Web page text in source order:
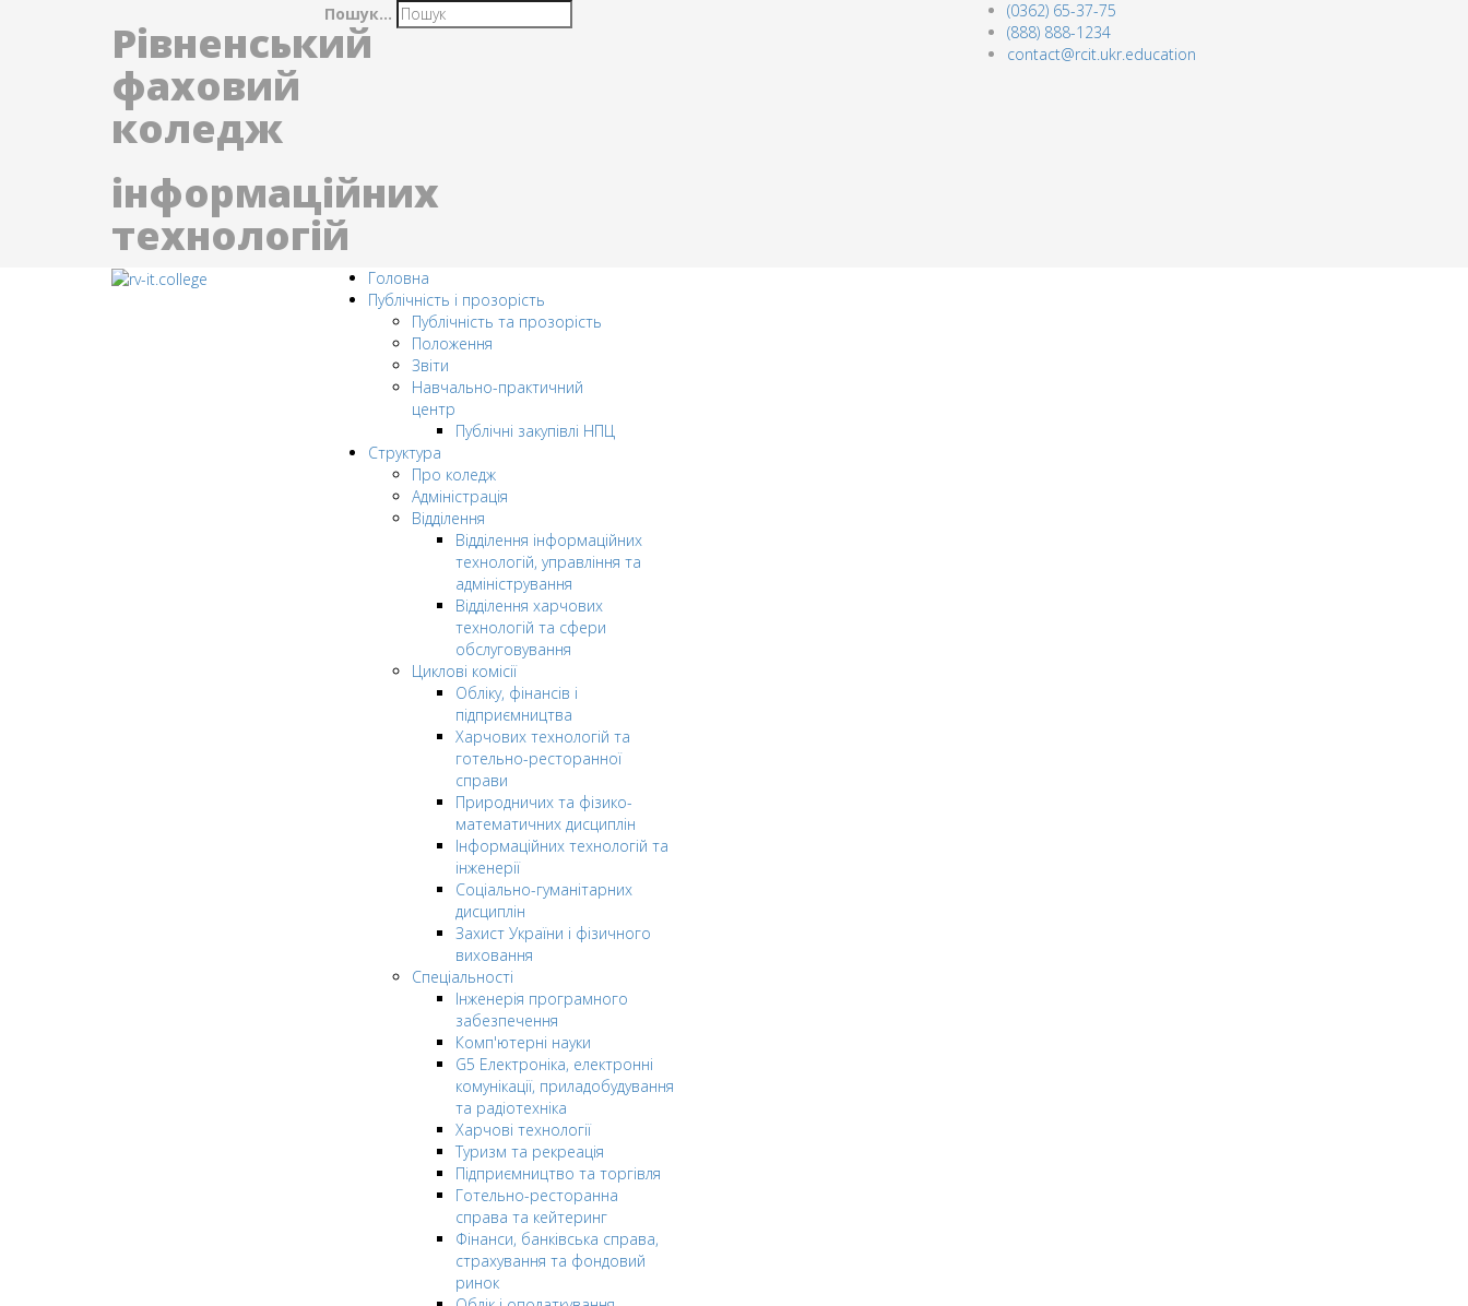
Рівненський
фаховий
коледж
інформаційних
технологій
Пошук...
(0362) 65-37-75
(888) 888-1234
contact@rcit.ukr.education
Головна
Публічність і прозорість
Публічність та прозорість
Положення
Звіти
Навчально-практичний
центр
Публічні закупівлі НПЦ
Структура
Про коледж
Адміністрація
Відділення
Відділення інформаційних
технологій, управління та
адміністрування
Відділення харчових
технологій та сфери
обслуговування
Циклові комісії
Обліку, фінансів і
підприємництва
Харчових технологій та
готельно-ресторанної
справи
Природничих та фізико-
математичних дисциплін
Інформаційних технологій та
інженерії
Соціально-гуманітарних
дисциплін
Захист України і фізичного
виховання
Спеціальності
Інженерія програмного
забезпечення
Комп'ютерні науки
G5 Електроніка, електронні
комунікації, приладобудування
та радіотехніка
Харчові технології
Туризм та рекреація
Підприємництво та торгівля
Готельно-ресторанна
справа та кейтеринг
Фінанси, банківська справа,
страхування та фондовий
ринок